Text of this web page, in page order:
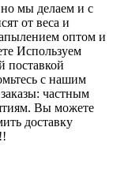
мы делаем и с
от веса и
оптом и
Используем
поставкой
с нашим
частным
Вы можете
доставку